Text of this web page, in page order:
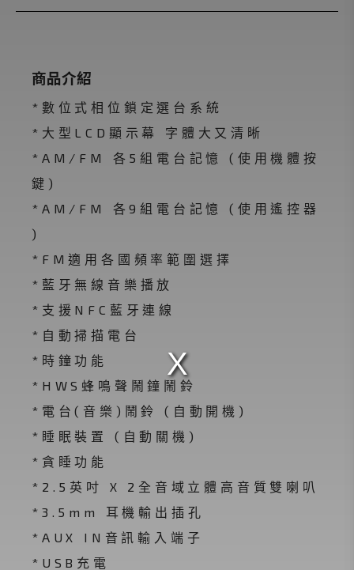
商品介紹
*數位式相位鎖定選台系統
*大型LCD顯示幕 字體大又清晰
*AM/FM 各5組電台記憶 (使用機體按
鍵)
*AM/FM 各9組電台記憶 (使用遙控器
)
*FM適用各國頻率範圍選擇
*藍牙無線音樂播放
*支援NFC藍牙連線
*自動掃描電台
*時鐘功能
*HWS蜂鳴聲鬧鐘鬧鈴
*電台(音樂)鬧鈴 (自動開機)
*睡眠裝置 (自動關機)
*貪睡功能
*2.5英吋 X 2全音域立體高音質雙喇叭
*3.5mm 耳機輸出插孔
*AUX IN音訊輸入端子
*USB充電